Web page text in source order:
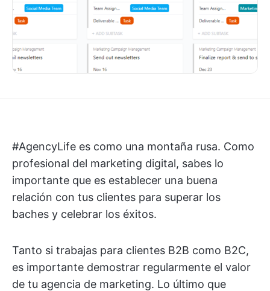
#AgencyLife es como una montaña rusa. Como
profesional del marketing digital, sabes lo
importante que es establecer una buena
relación con tus clientes para superar los
baches y celebrar los éxitos.
Tanto si trabajas para clientes B2B como B2C,
es importante demostrar regularmente el valor
de tu agencia de marketing. Lo último que